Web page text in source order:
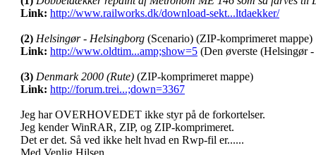
Link: http://www.railworks.dk/download-sekt...ltdaekker/
(2) Helsingør - Helsingborg (Scenario) (ZIP-komprimeret mappe)
Link: http://www.oldtim...amp;show=5 (Den øverste (Helsingør
(3) Denmark 2000 (Rute) (ZIP-komprimeret mappe)
Link: http://forum.trei...;down=3367
Jeg har OVERHOVEDET ikke styr på de forkortelser.
Jeg kender WinRAR, ZIP, og ZIP-komprimeret.
Det er det. Så ved ikke helt hvad en Rwp-fil er......
Med Venlig Hilsen